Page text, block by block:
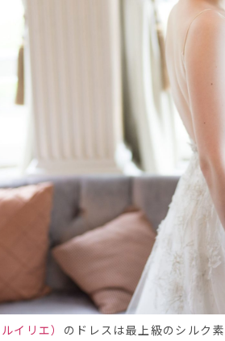
イリエ） のドレスは最上級のシルク